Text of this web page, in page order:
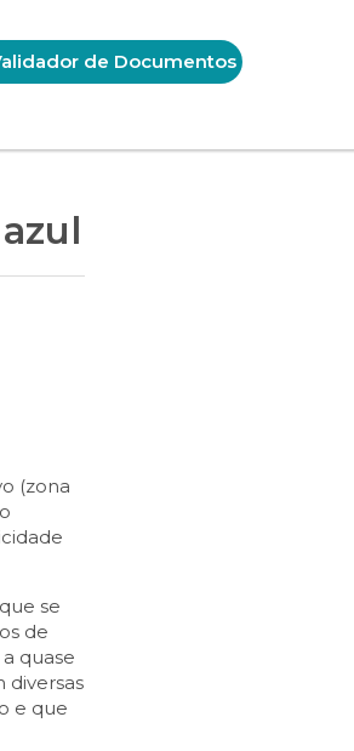
de Documentos
(zona
se
de
quase
diversas
e que